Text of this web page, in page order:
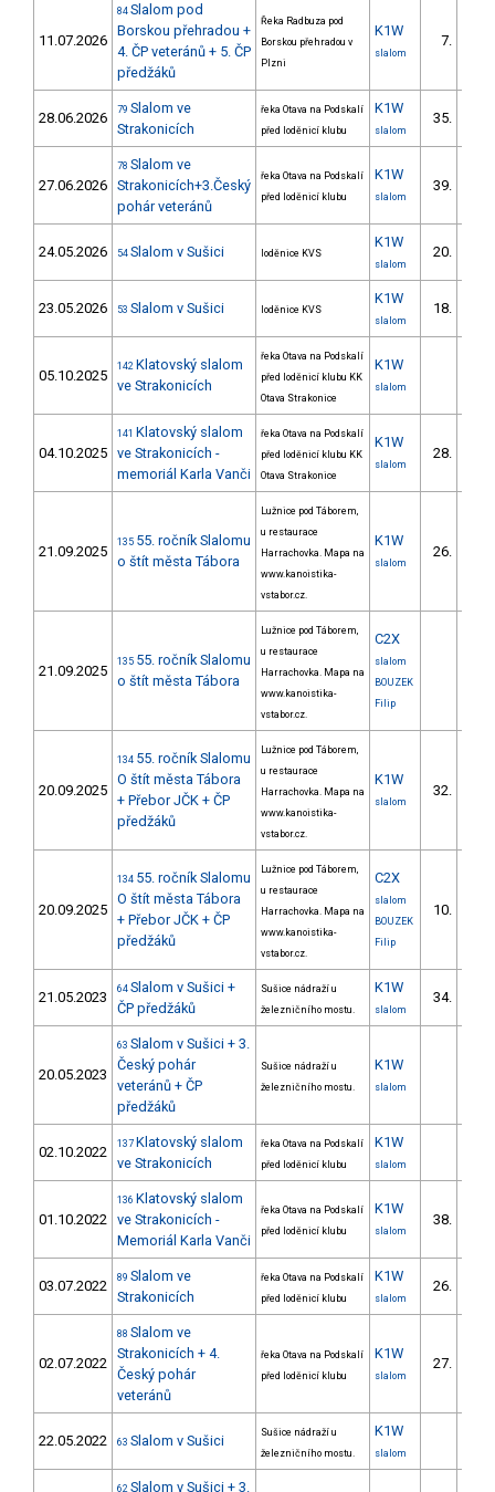
11.07.2026
84 Slalom pod
Borskou přehradou +
4. ČP veteránů + 5. ČP
předžáků
Řeka Radbuza pod
Borskou přehradou v
Plzni
K1W
slalom
7.
28.06.2026 79 Slalom ve
Strakonicích
řeka Otava na Podskalí
před loděnicí klubu
K1W
slalom
35.
27.06.2026
78 Slalom ve
Strakonicích+3.Český
pohár veteránů
řeka Otava na Podskalí
před loděnicí klubu
K1W
slalom
39.
24.05.2026 54 Slalom v Sušici loděnice KVS
K1W
slalom
20.
23.05.2026 53 Slalom v Sušici loděnice KVS
K1W
slalom
18.
05.10.2025
142 Klatovský slalom
ve Strakonicích
řeka Otava na Podskalí
před loděnicí klubu KK
Otava Strakonice
K1W
slalom
04.10.2025
141 Klatovský slalom
ve Strakonicích -
memoriál Karla Vanči
řeka Otava na Podskalí
před loděnicí klubu KK
Otava Strakonice
K1W
slalom
28.
21.09.2025
135 55. ročník Slalomu
o štít města Tábora
Lužnice pod Táborem,
u restaurace
Harrachovka. Mapa na
www.kanoistika-
vstabor.cz.
K1W
slalom
26.
21.09.2025
135 55. ročník Slalomu
o štít města Tábora
Lužnice pod Táborem,
u restaurace
Harrachovka. Mapa na
www.kanoistika-
vstabor.cz.
C2X
slalom
BOUZEK
Filip
20.09.2025
134 55. ročník Slalomu
O štít města Tábora
+ Přebor JČK + ČP
předžáků
Lužnice pod Táborem,
u restaurace
Harrachovka. Mapa na
www.kanoistika-
vstabor.cz.
K1W
slalom
32.
20.09.2025
134 55. ročník Slalomu
O štít města Tábora
+ Přebor JČK + ČP
předžáků
Lužnice pod Táborem,
u restaurace
Harrachovka. Mapa na
www.kanoistika-
vstabor.cz.
C2X
slalom
BOUZEK
Filip
10.
21.05.2023 64 Slalom v Sušici +
ČP předžáků
Sušice nádraží u
železničního mostu.
K1W
slalom
34.
20.05.2023
63 Slalom v Sušici + 3.
Český pohár
veteránů + ČP
předžáků
Sušice nádraží u
železničního mostu.
K1W
slalom
02.10.2022 137 Klatovský slalom
ve Strakonicích
řeka Otava na Podskalí
před loděnicí klubu
K1W
slalom
01.10.2022
136 Klatovský slalom
ve Strakonicích -
Memoriál Karla Vanči
řeka Otava na Podskalí
před loděnicí klubu
K1W
slalom
38.
03.07.2022 89 Slalom ve
Strakonicích
řeka Otava na Podskalí
před loděnicí klubu
K1W
slalom
26.
02.07.2022
88 Slalom ve
Strakonicích + 4.
Český pohár
veteránů
řeka Otava na Podskalí
před loděnicí klubu
K1W
slalom
27.
22.05.2022 63 Slalom v Sušici
Sušice nádraží u
železničního mostu.
K1W
slalom
62 Slalom v Sušici + 3.